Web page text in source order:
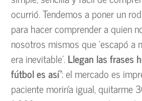
ocurrió. Tendemos a poner un
para hacer comprender a quien
nosotros mismos que ‘escapó a
era inevitable’.Llegan las frases
fútbol es así’: el mercado es
paciente moriría igual, quitarme